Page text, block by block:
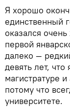
Я хорошо
единственный
оказался
первой
далеко —
девять лет, что
магистратуре
потому что
университете.